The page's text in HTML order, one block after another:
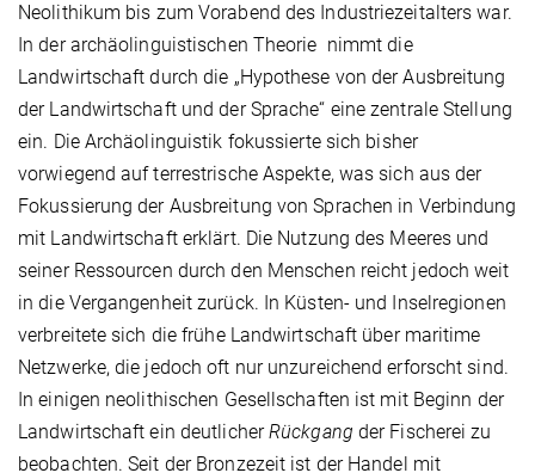
Neolithikum bis zum Vorabend des Industriezeitalters war.
In der archäolinguistischen Theorie nimmt die
Landwirtschaft durch die „Hypothese von der Ausbreitung
der Landwirtschaft und der Sprache“ eine zentrale Stellung
ein. Die Archäolinguistik fokussierte sich bisher
vorwiegend auf terrestrische Aspekte, was sich aus der
Fokussierung der Ausbreitung von Sprachen in Verbindung
mit Landwirtschaft erklärt. Die Nutzung des Meeres und
seiner Ressourcen durch den Menschen reicht jedoch weit
in die Vergangenheit zurück. In Küsten- und Inselregionen
verbreitete sich die frühe Landwirtschaft über maritime
Netzwerke, die jedoch oft nur unzureichend erforscht sind.
In einigen neolithischen Gesellschaften ist mit Beginn der
Landwirtschaft ein deutlicherRückgang der Fischerei zu
beobachten. Seit der Bronzezeit ist der Handel mit